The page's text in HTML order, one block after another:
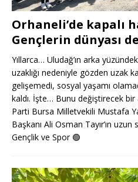
Orhaneli’de kapalı
Gençlerin dünyası
Yıllarca… Uludağ’ın arka
uzaklığı nedeniyle gözden uzak
gelişemedi, sosyal yaşamı
kaldı. İşte… Bunu değiştirecek bir
Parti Bursa Milletvekili Mustafa
Başkanı Ali Osman Tayır’ın
Gençlik ve Spor 🟢